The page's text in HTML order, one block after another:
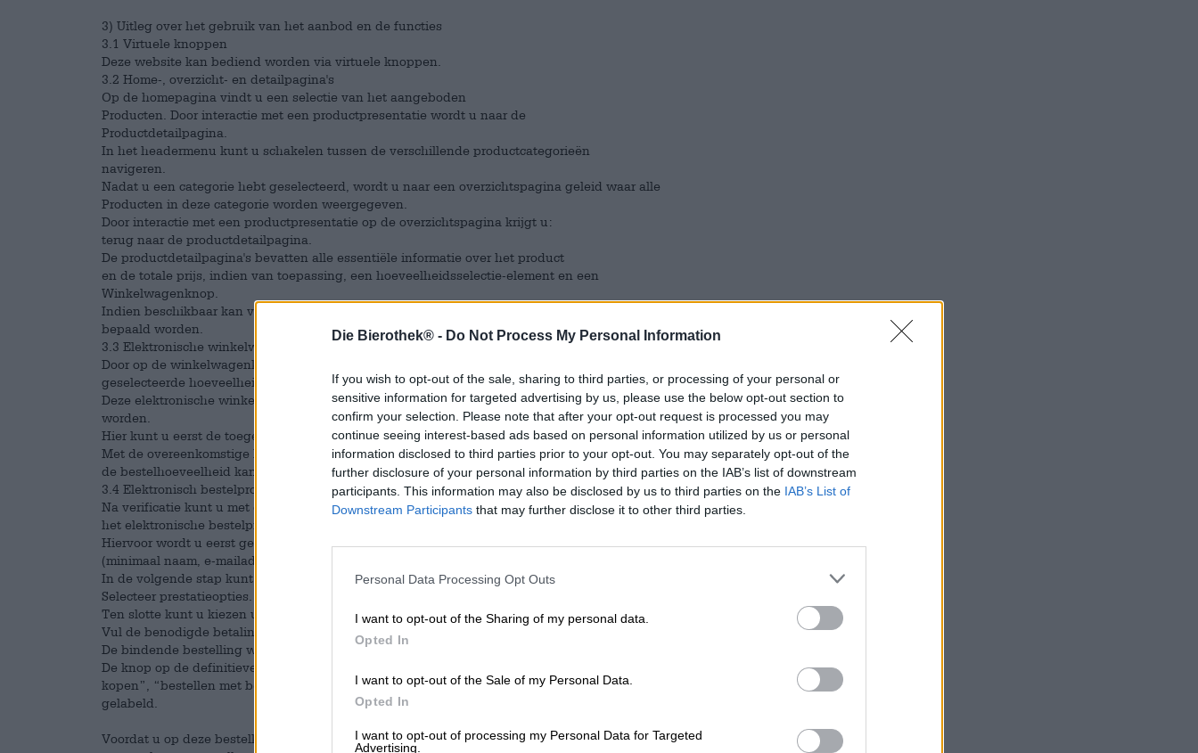
Die Bierothek® - Do Not Process My Personal Information
If you wish to opt-out of the sale, sharing to third parties, or processing of your personal or
sensitive information for targeted advertising by us, please use the below opt-out section to
confirm your selection. Please note that after your opt-out request is processed you may
continue seeing interest-based ads based on personal information utilized by us or personal
information disclosed to third parties prior to your opt-out. You may separately opt-out of the
further disclosure of your personal information by third parties on the IAB’s list of downstream
participants. This information may also be disclosed by us to third parties on the IAB’s List of
Downstream Participants that may further disclose it to other third parties.
Personal Data Processing Opt Outs
I want to opt-out of the Sharing of my personal data.
Opted In
I want to opt-out of the Sale of my Personal Data.
Opted In
I want to opt-out of processing my Personal Data for Targeted
Advertising.
3) Uitleg over het gebruik van het aanbod en de functies
3.1 Virtuele knoppen
Deze website kan bediend worden via virtuele knoppen.
3.2 Home-, overzicht- en detailpagina's
Op de homepagina vindt u een selectie van het aangeboden
Producten. Door interactie met een productpresentatie wordt u naar de
Productdetailpagina.
In het headermenu kunt u schakelen tussen de verschillende productcategorieën
navigeren.
Nadat u een categorie hebt geselecteerd, wordt u naar een overzichtspagina geleid waar alle
Producten in deze categorie worden weergegeven.
Door interactie met een productpresentatie op de overzichtspagina krijgt u:
terug naar de productdetailpagina.
De productdetailpagina's bevatten alle essentiële informatie over het product
en de totale prijs, indien van toepassing, een hoeveelheidsselectie-element en een
Winkelwagenknop.
Indien beschikbaar kan via de hoeveelheidselectie de gewenste bestelhoeveelheid worden geselecteerd
bepaald worden.
3.3 Elektronische winkelwagen
Door op de winkelwagenknop te klikken voegt u het product toe (indien van toepassing in
geselecteerde hoeveelheid) aan het elektronische winkelwagentje toevoegen.
Deze elektronische winkelwagen is op elk moment toegankelijk via het hoofdmenu
worden.
Hier kunt u eerst de toegevoegde producten bekijken.
Met de overeenkomstige knoppen kunnen producten worden verwijderd of, indien van toepassing,
de bestelhoeveelheid kan worden gewijzigd.
3.4 Elektronisch bestelproces
Na verificatie kunt u met de bijbehorende knoppen interacteren
het elektronische bestelproces voltooien.
Hiervoor wordt u eerst gevraagd uw contactgegevens in te voeren via het invoermasker
(minimaal naam, e-mailadres en aflever- of factuuradres).
In de volgende stap kunt u dan kiezen tussen de beschikbare bezorging of
Selecteer prestatieopties.
Ten slotte kunt u kiezen uit een van de beschikbare betaalmethoden,
Vul de benodigde betalingsgegevens in en rond de bestelling af.
De bindende bestelling wordt pas geplaatst als de aangewezen
De knop op de definitieve bestelpagina wordt ingedrukt. Deze heeft het label "Kopen", "Nu"
kopen”, “bestellen met betaling” of een andere duidelijke formulering
gelabeld.
Voordat u op deze bestelknop klikt, kunt u op de knop ‘Terug’ klikken